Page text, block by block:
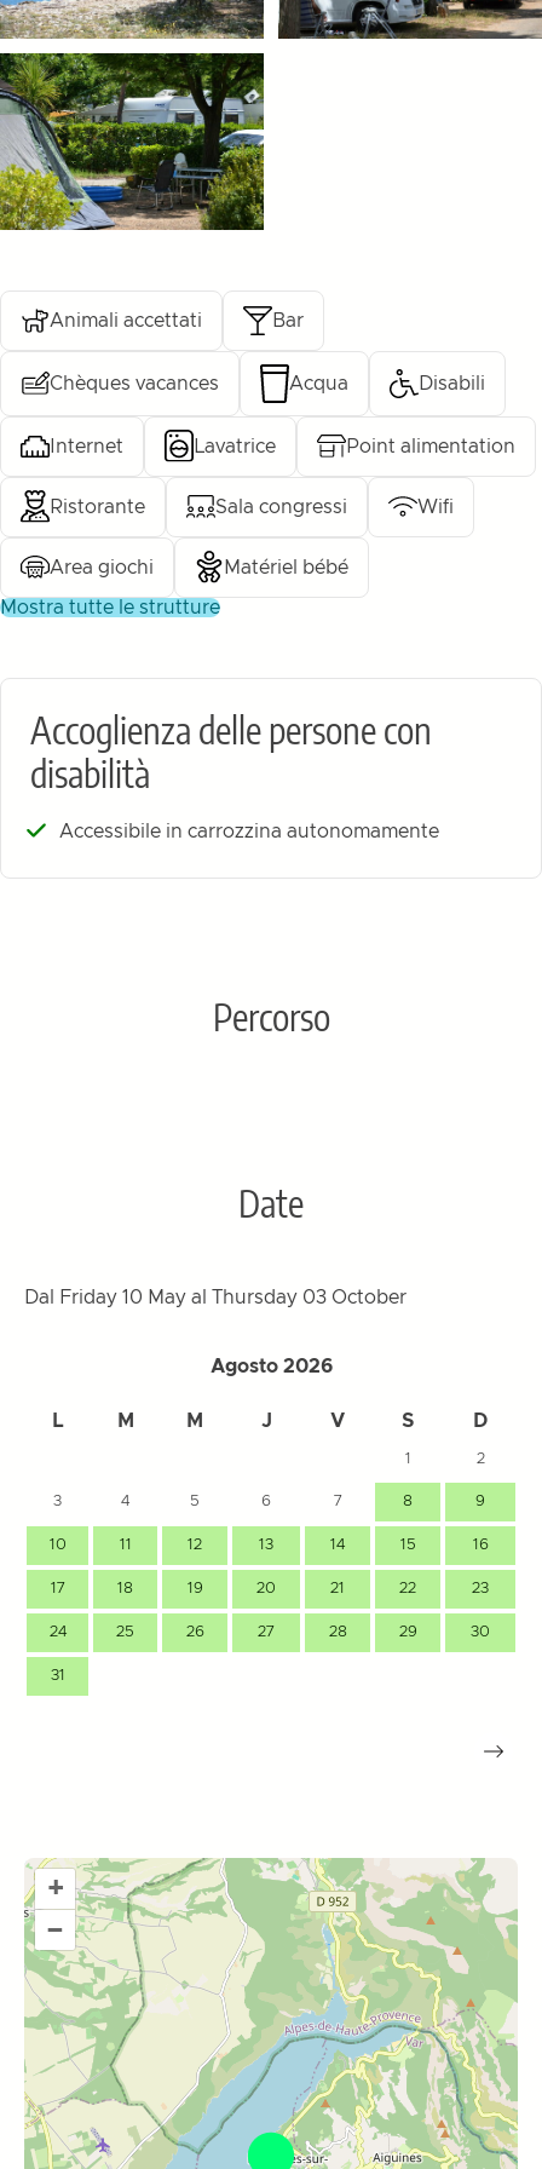
Animali accettati Bar
Chèques vacances Acqua Disabili
Internet Lavatrice Point alimentation
Ristorante Sala congressi Wifi
Area giochi Matériel bébé
mostra tutte le strutture
Accoglienza delle persone con
disabilità
Accessibile in carrozzina autonomamente
Percorso
Date
Dal Friday 10 May al Thursday 03 October
Agosto 2026
L M M J V S D
1 2
3 4 5 6 7 8 9
10 11 12 13 14 15 16
17 18 19 20 21 22 23
24 25 26 27 28 29 30
31
+
–